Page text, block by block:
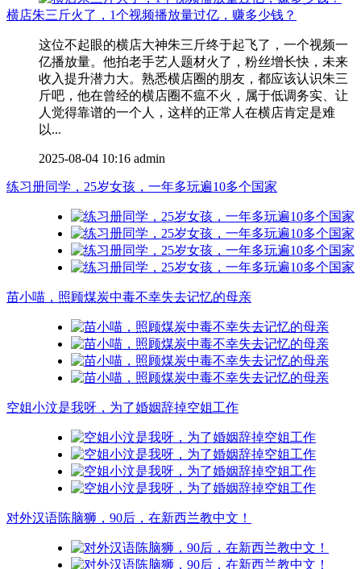
横店朱三斤火了，1个视频播放量过亿，赚多少钱？
这位不起眼的横店大神朱三斤终于起飞了，一个视频一
亿播放量。他拍老手艺人题材火了，粉丝增长快，未来
收入提升潜力大。熟悉横店圈的朋友，都应该认识朱三
斤吧，他在曾经的横店圈不瘟不火，属于低调务实、让
人觉得靠谱的一个人，这样的正常人在横店肯定是难
以...
2025-08-04 10:16 admin
练习册同学，25岁女孩，一年多玩遍10多个国家
苗小喵，照顾煤炭中毒不幸失去记忆的母亲
空姐小汶是我呀，为了婚姻辞掉空姐工作
对外汉语陈脑狮，90后，在新西兰教中文！